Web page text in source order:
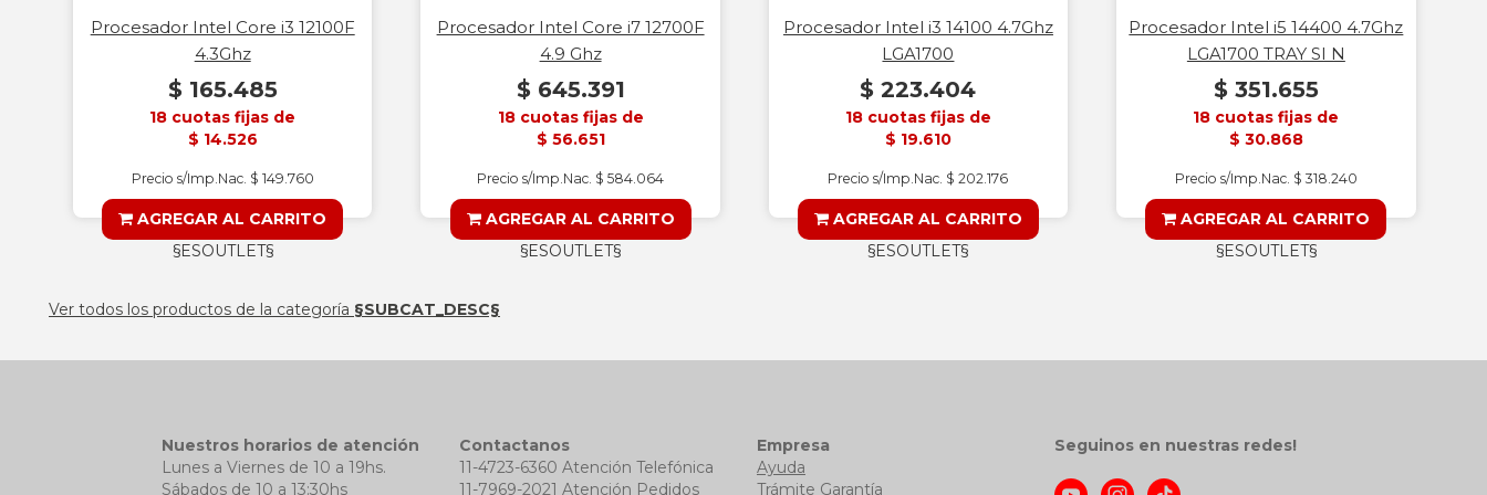
Procesador Intel Core i3 12100F
4.3Ghz
$ 165.485
18 cuotas fijas de
$ 14.526
Precio s/Imp.Nac. $ 149.760
AGREGAR AL CARRITO
§ESOUTLET§
Procesador Intel Core i7 12700F
4.9 Ghz
$ 645.391
18 cuotas fijas de
$ 56.651
Precio s/Imp.Nac. $ 584.064
AGREGAR AL CARRITO
§ESOUTLET§
Procesador Intel i3 14100 4.7Ghz
LGA1700
$ 223.404
18 cuotas fijas de
$ 19.610
Precio s/Imp.Nac. $ 202.176
AGREGAR AL CARRITO
§ESOUTLET§
Procesador Intel i5 14400 4.7Ghz
LGA1700 TRAY SI N
$ 351.655
18 cuotas fijas de
$ 30.868
Precio s/Imp.Nac. $ 318.240
AGREGAR AL CARRITO
§ESOUTLET§
Ver todos los productos de la categoría §SUBCAT_DESC§
Nuestros horarios de atención
Lunes a Viernes de 10 a 19hs.
Sábados de 10 a 13:30hs
Contactanos
11-4723-6360 Atención Telefónica
11-7969-2021 Atención Pedidos
Empresa
Ayuda
Trámite Garantía
Seguinos en nuestras redes!